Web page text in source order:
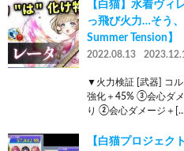
【白猫】水着ヴ
っ飛び火力…そう
Summer Tension】
2022.08.13
▼火力検証 [武器] コ
強化＋45% ③会心ダ
り ②会心ダメージ＋
【白猫プロジェ